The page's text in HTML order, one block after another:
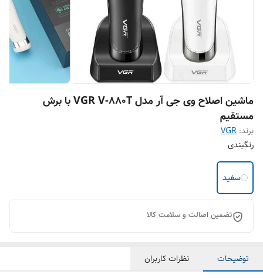
ماشین اصلاح وی جی آر مدل VGR V-880T با برش
مستقیم
برند: VGR
رنگبندی
سفید
تضمین اصالت و سلامت کالا
توضیحات نظرات کاربران